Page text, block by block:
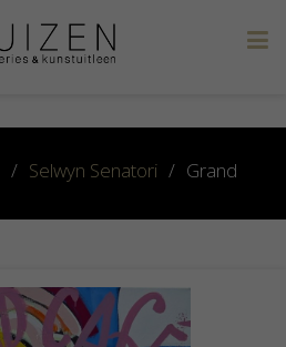
/ Selwyn Senatori / Grand